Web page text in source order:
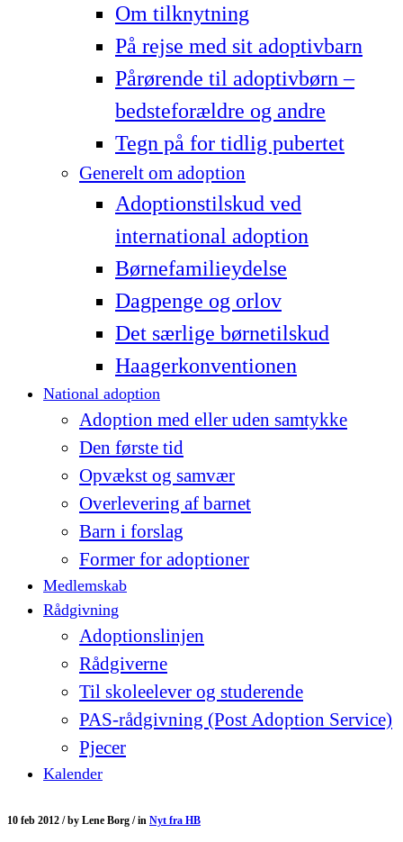
Om tilknytning
På rejse med sit adoptivbarn
Pårørende til adoptivbørn –
bedsteforældre og andre
Tegn på for tidlig pubertet
Generelt om adoption
Adoptionstilskud ved
international adoption
Børnefamilieydelse
Dagpenge og orlov
Det særlige børnetilskud
Haagerkonventionen
National adoption
Adoption med eller uden samtykke
Den første tid
Opvækst og samvær
Overlevering af barnet
Barn i forslag
Former for adoptioner
Medlemskab
Rådgivning
Adoptionslinjen
Rådgiverne
Til skoleelever og studerende
PAS-rådgivning (Post Adoption Service)
Pjecer
Kalender
10 feb 2012 /by Lene Borg /in Nyt fra HB